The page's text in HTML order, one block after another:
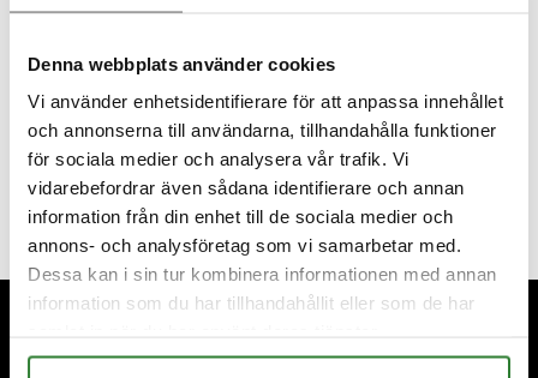
Denna webbplats använder cookies
Vi använder enhetsidentifierare för att anpassa innehållet
och annonserna till användarna, tillhandahålla funktioner
för sociala medier och analysera vår trafik. Vi
vidarebefordrar även sådana identifierare och annan
information från din enhet till de sociala medier och
annons- och analysföretag som vi samarbetar med.
Dessa kan i sin tur kombinera informationen med annan
information som du har tillhandahållit eller som de har
Footer